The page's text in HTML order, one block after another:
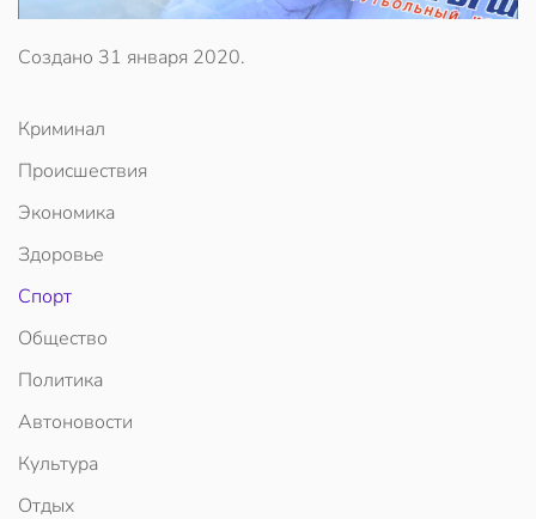
Создано 31 января 2020.
Криминал
Происшествия
Экономика
Здоровье
Спорт
Общество
Политика
Автоновости
Культура
Отдых